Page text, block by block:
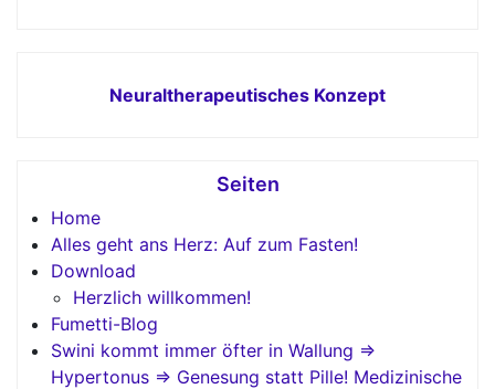
Neuraltherapeutisches Konzept
Seiten
Home
Alles geht ans Herz: Auf zum Fasten!
Download
Herzlich willkommen!
Fumetti-Blog
Swini kommt immer öfter in Wallung =>
Hypertonus => Genesung statt Pille! Medizinische